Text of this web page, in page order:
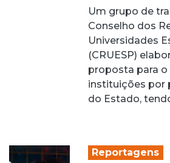
Um grupo de
Conselho dos
Universidades
(CRUESP)
proposta para
instituições por
do Estado,
Reportagens